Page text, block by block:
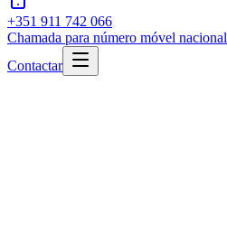
+351 911 742 066
Chamada para número móvel nacional
Contactar